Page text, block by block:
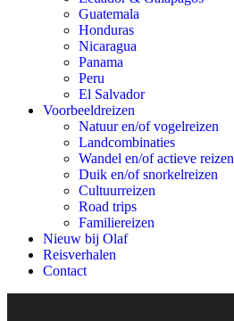
Guatemala
Honduras
Nicaragua
Panama
Peru
El Salvador
Voorbeeldreizen
Natuur en/of vogelreizen
Landcombinaties
Wandel en/of actieve reizen
Duik en/of snorkelreizen
Cultuurreizen
Road trips
Familiereizen
Nieuw bij Olaf
Reisverhalen
Contact